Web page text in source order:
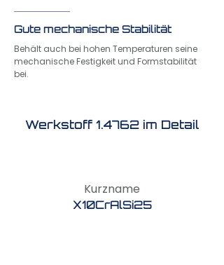
Gute mechanische Stabilität
Behält auch bei hohen Temperaturen seine
mechanische Festigkeit und Formstabilität
bei.
Werkstoff 1.4762 im Detail
Kurzname
X10CrAlSi25